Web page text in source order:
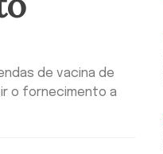
de vacina de
o fornecimento a